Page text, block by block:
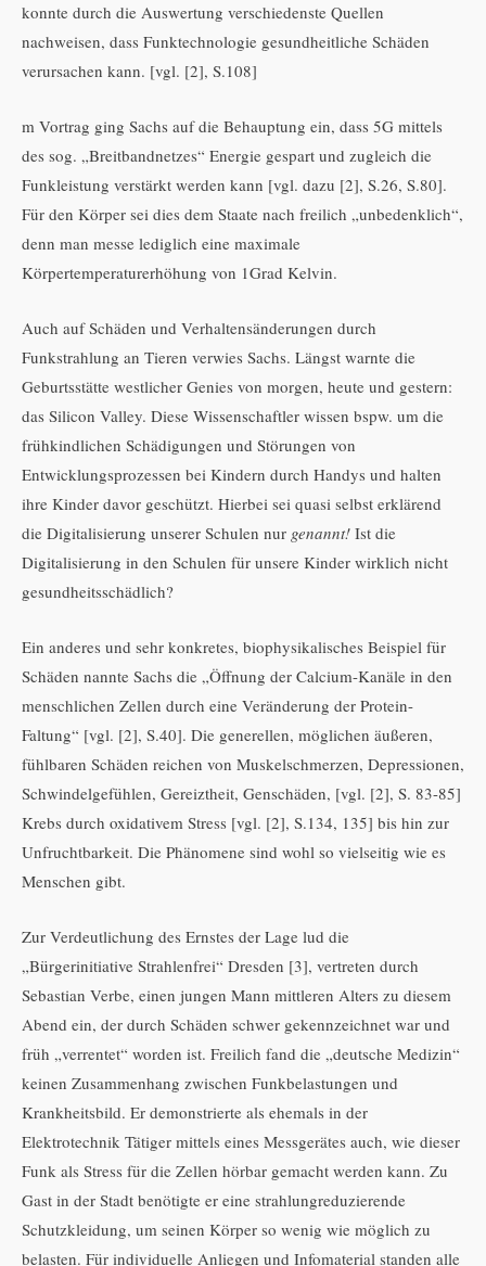
konnte durch die Auswertung verschiedenste Quellen
nachweisen, dass Funktechnologie gesundheitliche Schäden
verursachen kann. [vgl. [2], S.108]
m Vortrag ging Sachs auf die Behauptung ein, dass 5G mittels
des sog. „Breitbandnetzes“ Energie gespart und zugleich die
Funkleistung verstärkt werden kann [vgl. dazu [2], S.26, S.80].
Für den Körper sei dies dem Staate nach freilich „unbedenklich“,
denn man messe lediglich eine maximale
Körpertemperaturerhöhung von 1Grad Kelvin.
Auch auf Schäden und Verhaltensänderungen durch
Funkstrahlung an Tieren verwies Sachs. Längst warnte die
Geburtsstätte westlicher Genies von morgen, heute und gestern:
das Silicon Valley. Diese Wissenschaftler wissen bspw. um die
frühkindlichen Schädigungen und Störungen von
Entwicklungsprozessen bei Kindern durch Handys und halten
ihre Kinder davor geschützt. Hierbei sei quasi selbst erklärend
die Digitalisierung unserer Schulen nur genannt! Ist die
Digitalisierung in den Schulen für unsere Kinder wirklich nicht
gesundheitsschädlich?
Ein anderes und sehr konkretes, biophysikalisches Beispiel für
Schäden nannte Sachs die „Öffnung der Calcium-Kanäle in den
menschlichen Zellen durch eine Veränderung der Protein-
Faltung“ [vgl. [2], S.40]. Die generellen, möglichen äußeren,
fühlbaren Schäden reichen von Muskelschmerzen, Depressionen,
Schwindelgefühlen, Gereiztheit, Genschäden, [vgl. [2], S. 83-85]
Krebs durch oxidativem Stress [vgl. [2], S.134, 135] bis hin zur
Unfruchtbarkeit. Die Phänomene sind wohl so vielseitig wie es
Menschen gibt.
Zur Verdeutlichung des Ernstes der Lage lud die
„Bürgerinitiative Strahlenfrei“ Dresden [3], vertreten durch
Sebastian Verbe, einen jungen Mann mittleren Alters zu diesem
Abend ein, der durch Schäden schwer gekennzeichnet war und
früh „verrentet“ worden ist. Freilich fand die „deutsche Medizin“
keinen Zusammenhang zwischen Funkbelastungen und
Krankheitsbild. Er demonstrierte als ehemals in der
Elektrotechnik Tätiger mittels eines Messgerätes auch, wie dieser
Funk als Stress für die Zellen hörbar gemacht werden kann. Zu
Gast in der Stadt benötigte er eine strahlungreduzierende
Schutzkleidung, um seinen Körper so wenig wie möglich zu
belasten. Für individuelle Anliegen und Infomaterial standen alle